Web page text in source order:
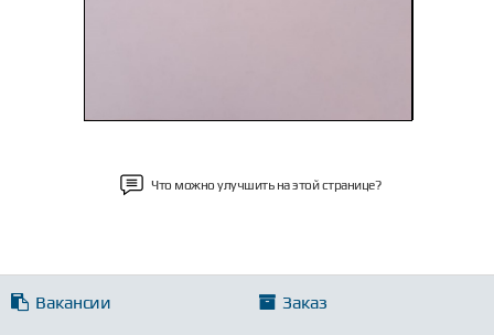
Что можно улучшить на этой странице?
Вакансии Заказ